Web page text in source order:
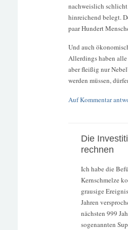
nachweislich
hinreichend belegt.
paar Hundert
Und auch
Allerdings haben
aber fleißig nur
werden müssen,
Auf Kommentar
Die
rechnen
Ich habe die
Kernschmelze
grausige
Jahren
nächsten 999
sogenannten